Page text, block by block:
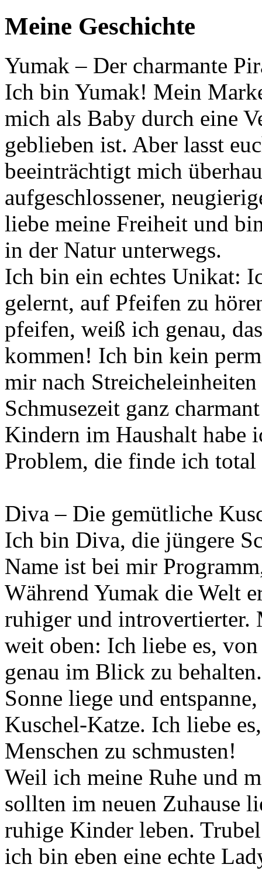
Meine Geschichte
Yumak – Der charmante
Ich bin Yumak! Mein
mich als Baby durch eine
geblieben ist. Aber lasst
beeinträchtigt mich
aufgeschlossener,
liebe meine Freiheit und
in der Natur unterwegs.
Ich bin ein echtes Unikat:
gelernt, auf Pfeifen zu
pfeifen, weiß ich genau,
kommen! Ich bin kein
mir nach
Schmusezeit ganz
Kindern im Haushalt habe
Problem, die finde ich total
Diva – Die gemütliche
Ich bin Diva, die jüngere
Name ist bei mir
Während Yumak die Welt
ruhiger und introvertierter.
weit oben: Ich liebe es,
genau im Blick zu
Sonne liege und
Kuschel-Katze. Ich liebe
Menschen zu schmusten!
Weil ich meine Ruhe und
sollten im neuen Zuhause
ruhige Kinder leben.
ich bin eben eine echte